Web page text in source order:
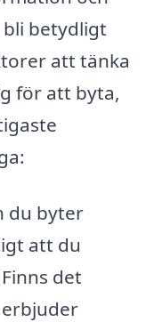
betydligt
att tänka
för att byta,
du byter
att du
det